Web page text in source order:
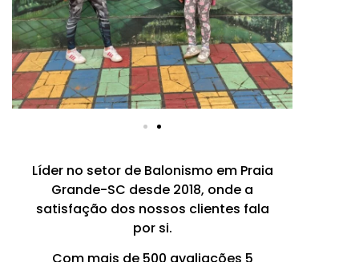
Líder no setor de Balonismo em Praia
Grande-SC desde 2018, onde a
satisfação dos nossos clientes fala
por si.